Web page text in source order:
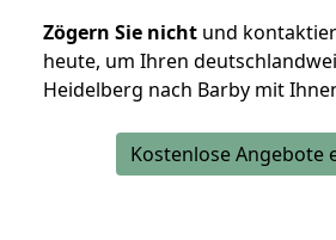
Zögern Sie nicht und
heute, um Ihren
Heidelberg nach Barby mit
Kostenlose Angebote